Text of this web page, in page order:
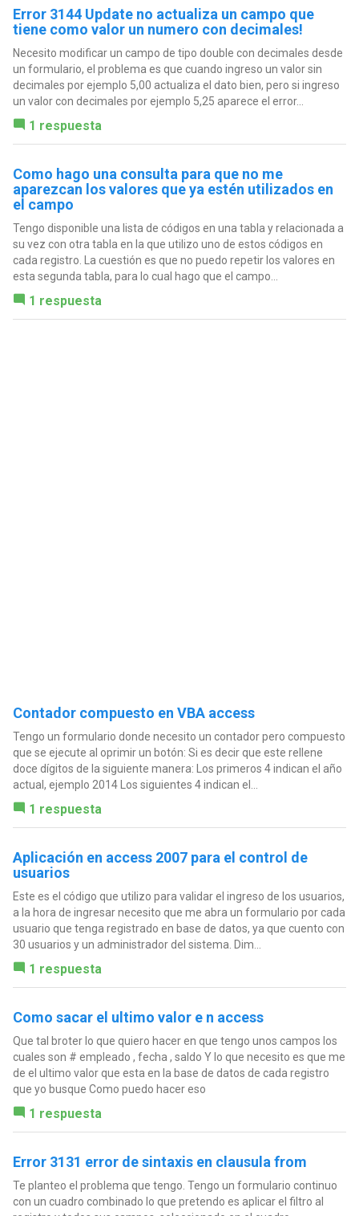
Error 3144 Update no actualiza un campo que
tiene como valor un numero con decimales!
Necesito modificar un campo de tipo double con decimales desde
un formulario, el problema es que cuando ingreso un valor sin
decimales por ejemplo 5,00 actualiza el dato bien, pero si ingreso
un valor con decimales por ejemplo 5,25 aparece el error...
1 respuesta
Como hago una consulta para que no me
aparezcan los valores que ya estén utilizados en
el campo
Tengo disponible una lista de códigos en una tabla y relacionada a
su vez con otra tabla en la que utilizo uno de estos códigos en
cada registro. La cuestión es que no puedo repetir los valores en
esta segunda tabla, para lo cual hago que el campo...
1 respuesta
Contador compuesto en VBA access
Tengo un formulario donde necesito un contador pero compuesto
que se ejecute al oprimir un botón: Si es decir que este rellene
doce dígitos de la siguiente manera: Los primeros 4 indican el año
actual, ejemplo 2014 Los siguientes 4 indican el...
1 respuesta
Aplicación en access 2007 para el control de
usuarios
Este es el código que utilizo para validar el ingreso de los usuarios,
a la hora de ingresar necesito que me abra un formulario por cada
usuario que tenga registrado en base de datos, ya que cuento con
30 usuarios y un administrador del sistema. Dim...
1 respuesta
Como sacar el ultimo valor e n access
Que tal broter lo que quiero hacer en que tengo unos campos los
cuales son # empleado , fecha , saldo Y lo que necesito es que me
de el ultimo valor que esta en la base de datos de cada registro
que yo busque Como puedo hacer eso
1 respuesta
Error 3131 error de sintaxis en clausula from
Te planteo el problema que tengo. Tengo un formulario continuo
con un cuadro combinado lo que pretendo es aplicar el filtro al